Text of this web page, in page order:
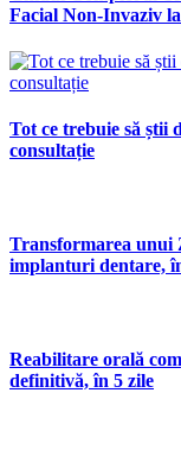
Facial Non-Invaziv
Tot ce trebuie să știi
consultație
Transformarea unui
implanturi dentare,
Reabilitare orală
definitivă, în 5 zile